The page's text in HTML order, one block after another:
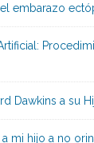
embarazo
Dawkins a su
mi hijo a no